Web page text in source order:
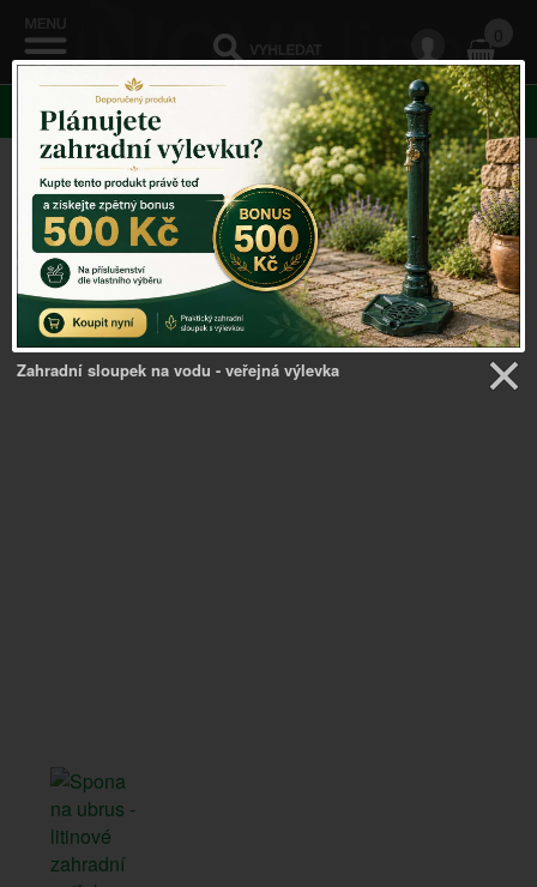
0
KATEGORIE
Venkovský domov ->Chalupářské dekorace ->Spona
na ubrus - litinové zahradní potřeby
Zahradní sloupek na vodu - veřejná výlevka